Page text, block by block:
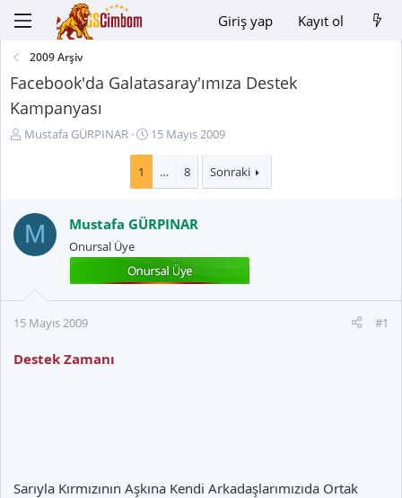
Giriş yap Kayıt ol
2009 Arşiv
Facebook'da Galatasaray'ımıza Destek
Kampanyası
K
u
B
a
t
n
Mustafa GÜRPINAR
B
a
l
n
ı
ç
15 Mayıs 2009
1 … 8 Sonraki
M Mustafa GÜRPINAR
Onursal Üye
15 Mayıs 2009 #1
Destek Zamanı
Sarıyla Kırmızının Aşkına Kendi Arkadaşlarımızıda Ortak